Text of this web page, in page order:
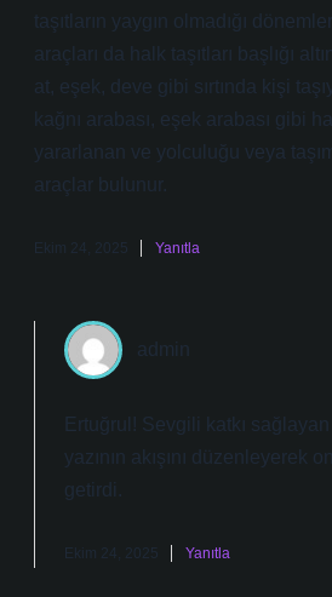
taşıtların yaygın olmadığı
araçları da halk taşıtları başlığı
at, eşek, deve gibi sırtında kişi
kağnı arabası, eşek arabası gibi
yararlanan ve yolculuğu veya
araçlar bulunur.
Ekim 24, 2025 Yanıtla
admin
Ertuğrul! Sevgili katkı
yazının akışını düzenleyerek
getirdi.
Ekim 24, 2025 Yanıtla